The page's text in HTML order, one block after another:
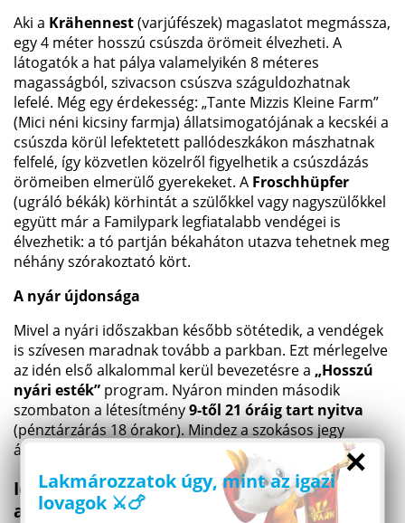
Aki a Krähennest(varjúfészek) magaslatot megmássza,
egy 4 méter hosszú csúszda örömeit élvezheti. A
látogatók a hat pálya valamelyikén 8 méteres
magasságból, szivacson csúszva száguldozhatnak
lefelé. Még egy érdekesség: „Tante Mizzis Kleine Farm”
(Mici néni kicsiny farmja) állatsimogatójának a kecskéi a
csúszda körül lefektetett pallódeszkákon mászhatnak
felfelé, így közvetlen közelről figyelhetik a csúszdázás
örömeiben elmerülő gyerekeket. A Froschhüpfer
(ugráló békák) körhintát a szülőkkel vagy nagyszülőkkel
együtt már a Familypark legfiatalabb vendégei is
élvezhetik: a tó partján békaháton utazva tehetnek meg
néhány szórakoztató kört.
A nyár újdonsága
Mivel a nyári időszakban később sötétedik, a vendégek
is szívesen maradnak tovább a parkban. Ezt mérlegelve
az idén első alkalommal kerül bevezetésre a „Hosszú
nyári esték” program. Nyáron minden második
szombaton a létesítmény9-től 21 óráig tart nyitva
(pénztárzárás 18 órakor). Mindez a szokásos jegy
áráért.
Időpontok: június 25., július 9. és 23.,
augusztus 6. és 2.
×
Lakmározzatok úgy, mint az igazi
lovagok ⚔️🍗